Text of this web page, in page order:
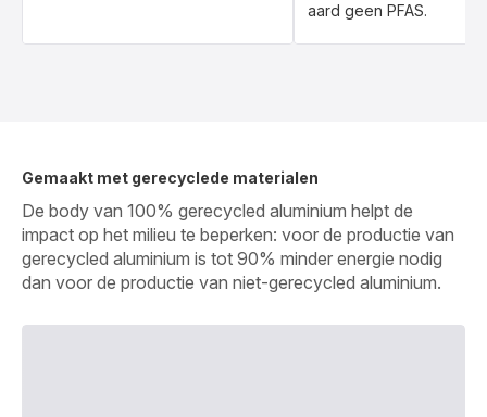
aard geen PFAS.
Gemaakt met gerecyclede materialen
De body van 100% gerecycled aluminium helpt de
impact op het milieu te beperken: voor de productie van
gerecycled aluminium is tot 90% minder energie nodig
dan voor de productie van niet-gerecycled aluminium.